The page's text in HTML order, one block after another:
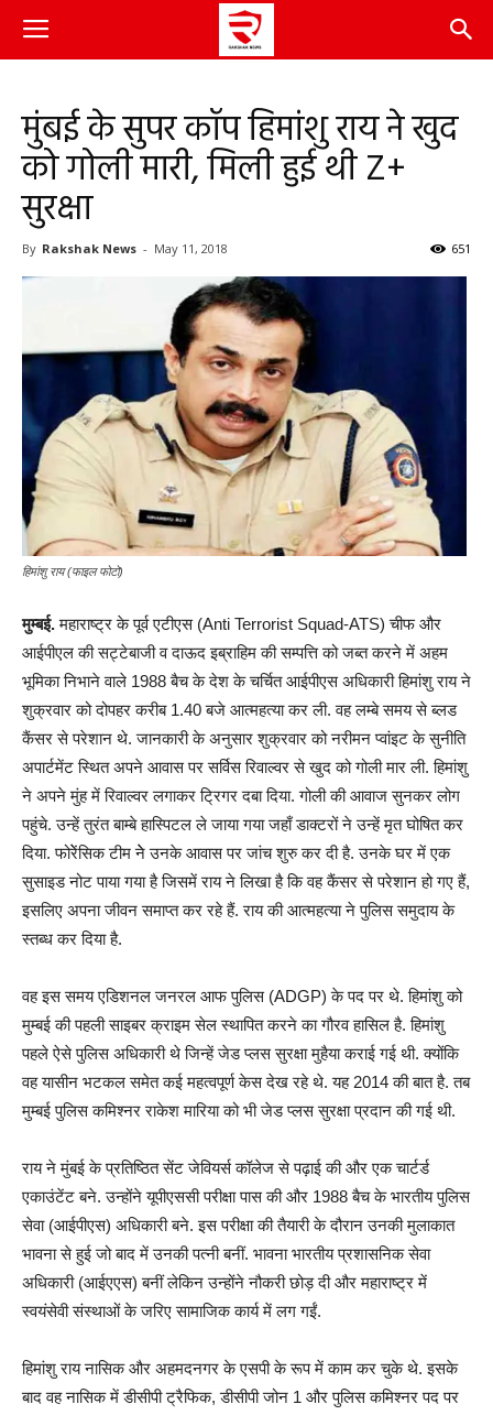
मुंबई के सुपर कॉप हिमांशु राय ने खुद
को गोली मारी, मिली हुई थी Z+
सुरक्षा
By Rakshak News - May 11, 2018 651
हिमांशु राय (फाइल फोटो)
मुम्बई.महाराष्ट्र के पूर्व एटीएस (Anti Terrorist Squad-ATS) चीफ और
आईपीएल की सट्टेबाजी व दाऊद इब्राहिम की सम्पत्ति को जब्त करने में अहम
भूमिका निभाने वाले 1988 बैच के देश के चर्चित आईपीएस अधिकारी हिमांशु राय ने
शुक्रवार को दोपहर करीब 1.40 बजे आत्महत्या कर ली. वह लम्बे समय से ब्लड
कैंसर से परेशान थे. जानकारी के अनुसार शुक्रवार को नरीमन प्वांइट के सुनीति
अपार्टमेंट स्थित अपने आवास पर सर्विस रिवाल्वर से खुद को गोली मार ली. हिमांशु
ने अपने मुंह में रिवाल्वर लगाकर ट्रिगर दबा दिया. गोली की आवाज सुनकर लोग
पहुंचे. उन्हें तुरंत बाम्बे हास्पिटल ले जाया गया जहाँ डाक्टरों ने उन्हें मृत घोषित कर
दिया. फोरेेंसिक टीम नेे उनके आवास पर जांच शुरु कर दी है. उनके घर में एक
सुसाइड नोट पाया गया है जिसमें राय ने लिखा है कि वह कैंसर से परेशान हो गए हैं,
इसलिए अपना जीवन समाप्त कर रहे हैं. राय की आत्महत्या ने पुलिस समुदाय के
स्तब्ध कर दिया है.
वह इस समय एडिशनल जनरल आफ पुलिस (ADGP) के पद पर थे. हिमांशु को
मुम्बई की पहली साइबर क्राइम सेल स्थापित करने का गौरव हासिल है. हिमांशु
पहले ऐसे पुलिस अधिकारी थे जिन्हें जेड प्लस सुरक्षा मुहैया कराई गई थी. क्योंकि
वह यासीन भटकल समेत कई महत्वपूर्ण केस देख रहे थे. यह 2014 की बात है. तब
मुम्बई पुलिस कमिश्नर राकेश मारिया को भी जेड प्लस सुरक्षा प्रदान की गई थी.
राय ने मुंबई के प्रतिष्ठित सेंट जेवियर्स कॉलेज से पढ़ाई की और एक चार्टर्ड
एकाउंटेंट बने. उन्होंने यूपीएससी परीक्षा पास की और 1988 बैच के भारतीय पुलिस
सेवा (आईपीएस) अधिकारी बने. इस परीक्षा की तैयारी के दौरान उनकी मुलाकात
भावना से हुई जो बाद में उनकी पत्नी बनीं. भावना भारतीय प्रशासनिक सेवा
अधिकारी (आईएएस) बनीं लेकिन उन्होंने नौकरी छोड़ दी और महाराष्ट्र में
स्वयंसेवी संस्थाओं के जरिए सामाजिक कार्य में लग गईं.
हिमांशु राय नासिक और अहमदनगर के एसपी के रूप में काम कर चुके थे. इसके
बाद वह नासिक में डीसीपी ट्रैफिक, डीसीपी जोन 1 और पुलिस कमिश्नर पद पर